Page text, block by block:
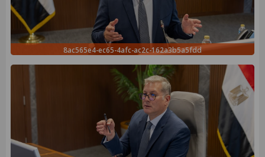
8ac565e4-ec65-4afc-ac2c-162a3b5a5fdd